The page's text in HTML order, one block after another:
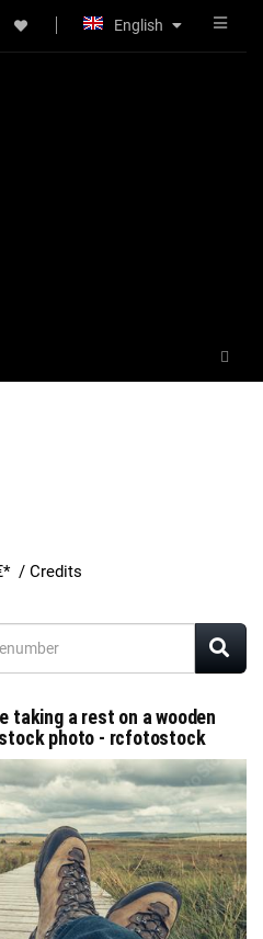
English
(s) - 0.00 €* / Credits
taking a rest on a wooden
photo - rcfotostock